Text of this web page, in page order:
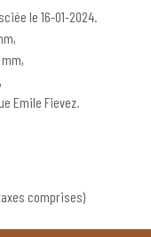
le 16-01-2024.
Emile Fievez.
comprises)